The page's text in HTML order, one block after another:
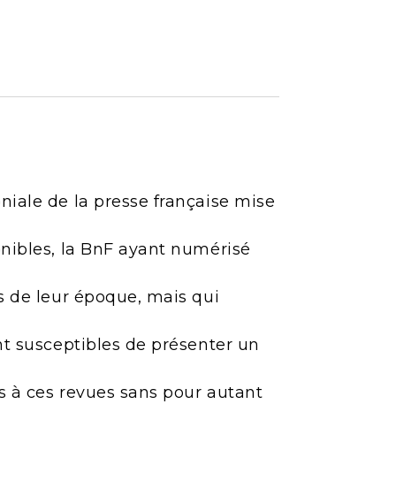
de la presse française mise
la BnF ayant numérisé
de leur époque, mais qui
susceptibles de présenter un
ces revues sans pour autant